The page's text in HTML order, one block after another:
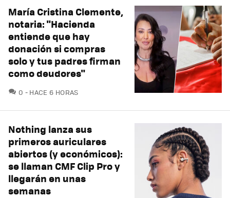
María Cristina Clemente,
notaria: "Hacienda
entiende que hay
donación si compras
solo y tus padres firman
como deudores"
0 COMENTARIOS
HACE 6 HORAS
Nothing lanza sus
primeros auriculares
abiertos (y económicos):
se llaman CMF Clip Pro y
llegarán en unas
semanas